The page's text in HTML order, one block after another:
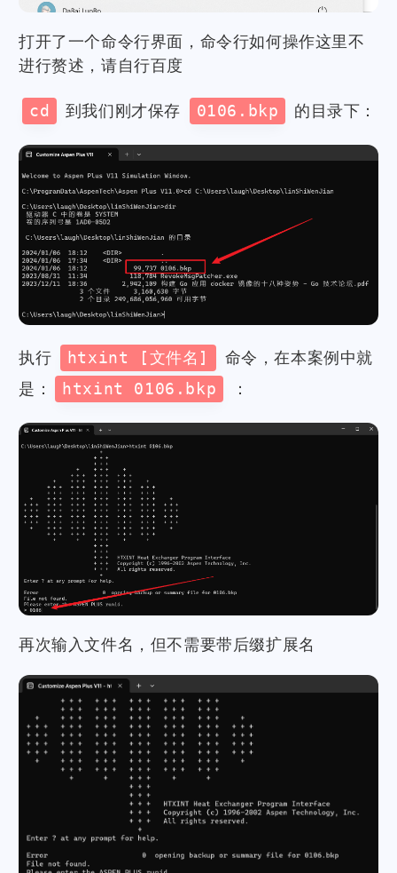
打开了一个命令行界面，命令行如何操作这里不
进行赘述，请自行百度
cd 到我们刚才保存 0106.bkp 的目录下：
执行 htxint [文件名]
命令，在本案例中就
是：
htxint 0106.bkp ：
再次输入文件名，但不需要带后缀扩展名